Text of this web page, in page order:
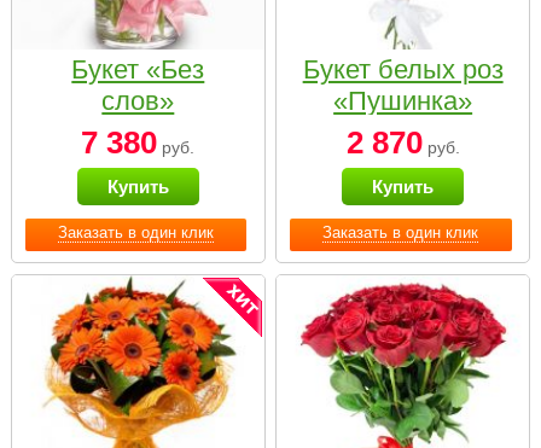
Заказать в один клик
Букет «Без
слов»
7 380 руб.
Купить
Заказать в один клик
Букет белых роз
«Пушинка»
2 870руб.
Купить